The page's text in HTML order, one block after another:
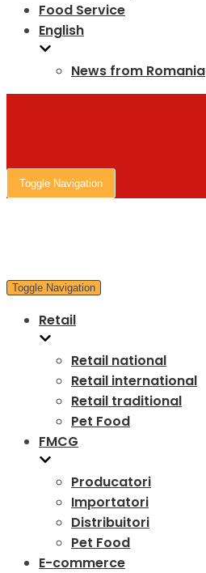
Food Service
English
News from Romania
Toggle Navigation
Toggle Navigation
Retail
Retail national
Retail international
Retail traditional
Pet Food
FMCG
Producatori
Importatori
Distribuitori
Pet Food
E-commerce